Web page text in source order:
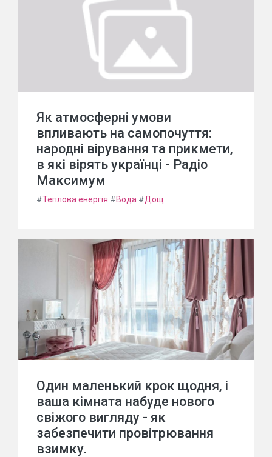
Як атмосферні умови
впливають на самопочуття:
народні вірування та прикмети,
в які вірять українці - Радіо
Максимум
#Теплова енергія #Вода #Дощ
Один маленький крок щодня, і
ваша кімната набуде нового
свіжого вигляду - як
забезпечити провітрювання
взимку.